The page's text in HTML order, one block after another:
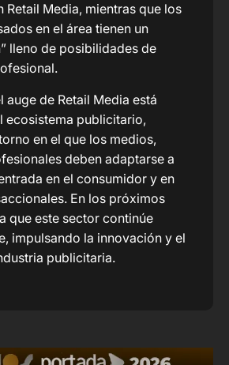
Retail Media, mientras que los
en el área tienen un
lleno de posibilidades de
auge de Retail Media está
ecosistema publicitario,
en el que los medios,
deben adaptarse a
en el consumidor y en
En los próximos
que este sector continúe
impulsando la innovación y el
publicitaria.